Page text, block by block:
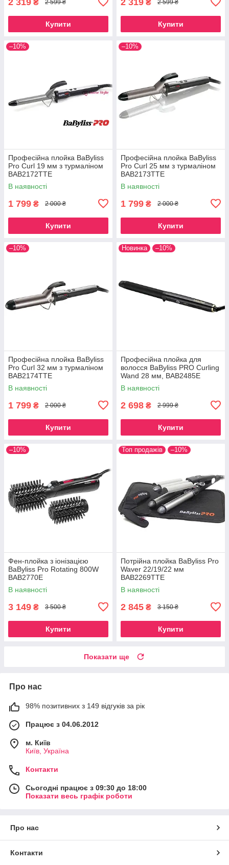
₴ 2 599 ₴
Купити
₴ 2 599 ₴
Купити
–10%
Професійна плойка BaByliss
Pro Curl 19 мм з турмаліном
BAB2172TTE
В наявності
1 799 ₴ 2 000 ₴
Купити
–10%
Професійна плойка BaByliss
Pro Curl 25 мм з турмаліном
BAB2173TTE
В наявності
1 799 ₴ 2 000 ₴
Купити
–10%
Професійна плойка BaByliss
Pro Curl 32 мм з турмаліном
BAB2174TTE
В наявності
1 799 ₴ 2 000 ₴
Купити
Новинка –10%
Професійна плойка для
волосся BaByliss PRO Curling
Wand 28 мм, BAB2485E
В наявності
2 698 ₴ 2 999 ₴
Купити
–10%
Фен-плойка з іонізацією
BaByliss Pro Rotating 800W
BAB2770E
В наявності
3 149 ₴ 3 500 ₴
Купити
Топ продажів –10%
Потрійна плойка BaByliss Pro
Waver 22/19/22 мм
BAB2269TTE
В наявності
2 845 ₴ 3 150 ₴
Купити
Показати ще
Про нас
98% позитивних з 149 відгуків за рік
Працює з 04.06.2012
м. Київ
Київ, Україна
Контакти
Сьогодні працює з 09:30 до 18:00
Показати весь графік роботи
Про нас
Контакти